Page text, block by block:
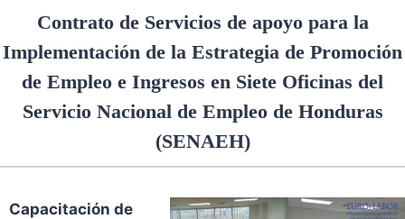
Contrato de Servicios de apoyo para la
Implementación de la Estrategia de Promoción
de Empleo e Ingresos en Siete Oficinas del
Servicio Nacional de Empleo de Honduras
(SENAEH)
Capacitación de